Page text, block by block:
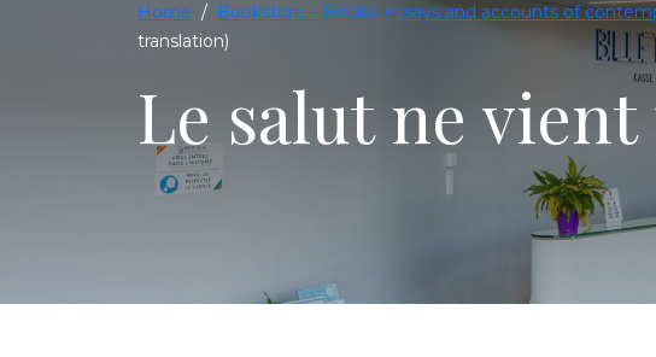
Home / Bookstore – Books, essays and accounts of
translation)
Le salut ne